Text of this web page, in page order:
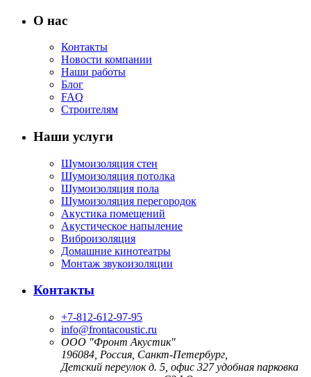
О нас
Контакты
Новости компании
Наши работы
Блог
FAQ
Строителям
Наши услуги
Шумоизоляция стен
Шумоизоляция потолка
Шумоизоляция пола
Шумоизоляция перегородок
Акустика помещений
Акустическое напыление
Виброизоляция
Домашние кинотеатры
Монтаж звукоизоляции
Контакты
+7-812-612-97-95
info@frontacoustic.ru
ООО "Фронт Акустик"
196084 Россия, Санкт-Петербург,
Детский переулок д. 5, офис 327 удобная парковка